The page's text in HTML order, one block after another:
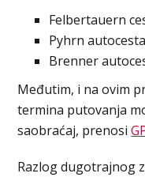
Felbertauern
Pyhrn
Brenner
Međutim, i na ovim
termina putovanja
saobraćaj, prenosi
Razlog dugotrajnog